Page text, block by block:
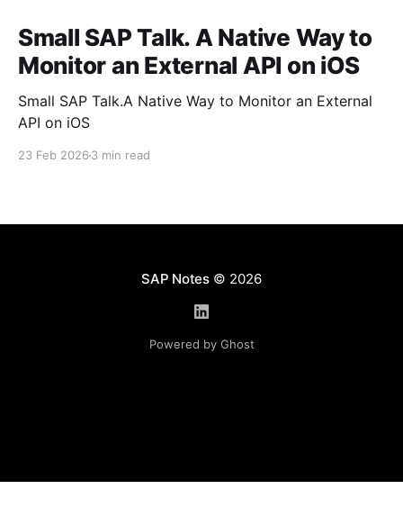
Small SAP Talk. A Native Way to
Monitor an External API on iOS
Small SAP Talk.A Native Way to Monitor an External
API on iOS
23 Feb 2026 3 min read
SAP Notes© 2026
Powered by Ghost